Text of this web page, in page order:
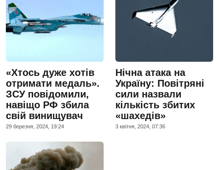
«Хтось дуже хотів
отримати медаль».
ЗСУ повідомили,
навіщо РФ збила
свій винищувач
29 березня, 2024, 19:24
Нічна атака на
Україну: Повітряні
сили назвали
кількість збитих
«шахедів»
3 квiтня, 2024, 07:36